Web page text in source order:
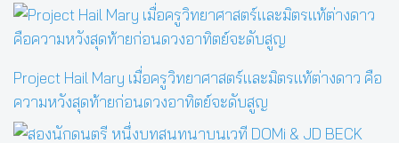
Project Hail Mary เมื่อครูวิทยาศาสตร์และมิตรแท้ต่างดาว คือ
ความหวังสุดท้ายก่อนดวงอาทิตย์จะดับสูญ